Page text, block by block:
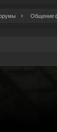
Общение